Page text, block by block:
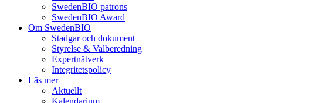
SwedenBIO patrons
SwedenBIO Award
Om SwedenBIO
Stadgar och dokument
Styrelse & Valberedning
Expertnätverk
Integritetspolicy
Läs mer
Aktuellt
Kalendarium